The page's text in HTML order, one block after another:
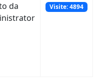
da
Visite: 4894